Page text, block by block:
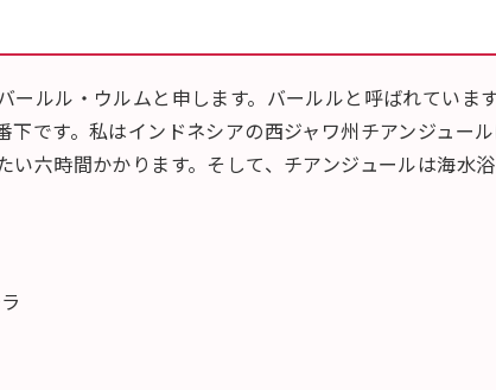
ールル・ウルムと申します。バールルと呼ばれていま
下です。私はインドネシアの西ジャワ州チアンジュー
い六時間かかります。そして、チアンジュールは海水